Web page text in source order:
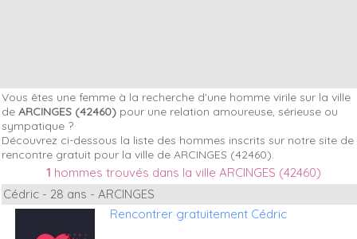
Vous êtes une femme à la recherche d'une homme virile sur la ville
de ARCINGES (42460) pour une relation amoureuse, sérieuse ou
sympatique ?
Découvrez ci-dessous la liste des hommes inscrits sur notre site de
rencontre gratuit pour la ville de ARCINGES (42460).
1 hommes trouvés dans la ville ARCINGES (42460)
Cédric - 28 ans - ARCINGES
Rencontrer gratuitement Cédric